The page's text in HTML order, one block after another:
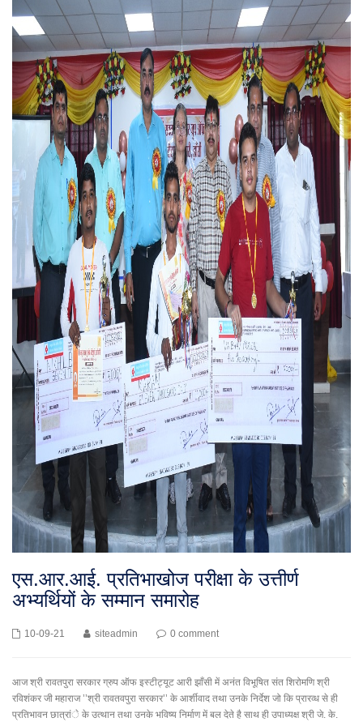
एस.आर.आई. प्रतिभाखोज परीक्षा के उत्तीर्ण
अभ्यर्थियों के सम्मान समारोह
10-09-21 siteadmin 0 comment
आज श्री रावतपुरा सरकार ग्रुप ऑफ इस्टीट्यूट आरी झाँसी में अनंत विभूषित संत शिरोमणि श्री
रविशंकर जी महाराज ’’श्री रावतवपुरा सरकार’’ के आर्शीवाद तथा उनके निर्देश जो कि प्रारव्ध से ही
प्रतिभावन छात्रांे के उत्थान तथा उनके भविष्य निर्माण में बल देते है साथ ही उपाध्यक्ष श्री जे. के.